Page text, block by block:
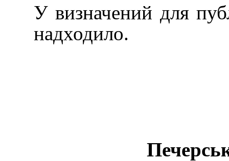
У визначений для
надходило.